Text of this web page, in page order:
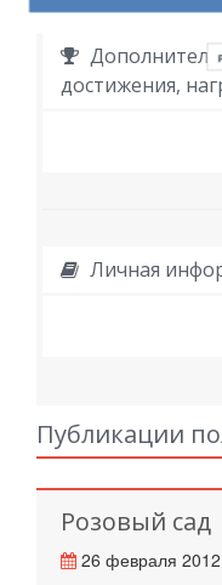
достижения,
Личная
Публикации
Розовый сад
26 февраля 2012